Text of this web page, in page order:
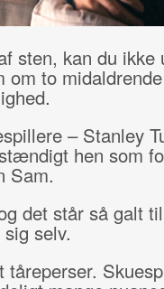
sten, kan du ikke
to
– Stanley
hen som
Sam.
det står så galt
selv.